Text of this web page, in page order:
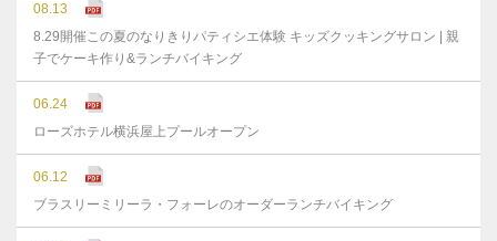
08.13
8.29開催この夏のなりきりパティシエ体験 キッズクッキングサロン | 親
子でケーキ作り&ランチバイキング
06.24
ローズホテル横浜屋上プールオープン
06.12
ブラスリーミリーラ・フォーレのオーダーランチバイキング